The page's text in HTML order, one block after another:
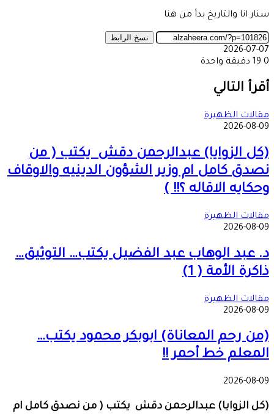
سنار انا والتاريخ بدأ من هنا
نسخ الرابط
2026-07-07
0
دقيقة واحدة
عبر
البريد
أقرأ التالي
مقالات الظهيرة
2026-08-09
(كل الزوايا) عبدالرحمن دقش يكتب ( من
نصدق كامل ام وزير الشؤون الدينيه والاوقاف
وحكايه الاقاله ؟!! )
مقالات الظهيرة
2026-08-09
د. عبد الوهاب عبد الفضيل يكتب… التوثيق…
ذاكرة الأمة ( 1)
مقالات الظهيرة
2026-08-09
(من رحم المعاناة) ابوبكر محمود يكتب…
المعلم خط أحمر !!
2026-08-09
(كل الزوايا) عبدالرحمن دقش يكتب ( من نصدق كامل ام